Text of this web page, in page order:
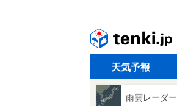
天気予報
雨雲レーダー